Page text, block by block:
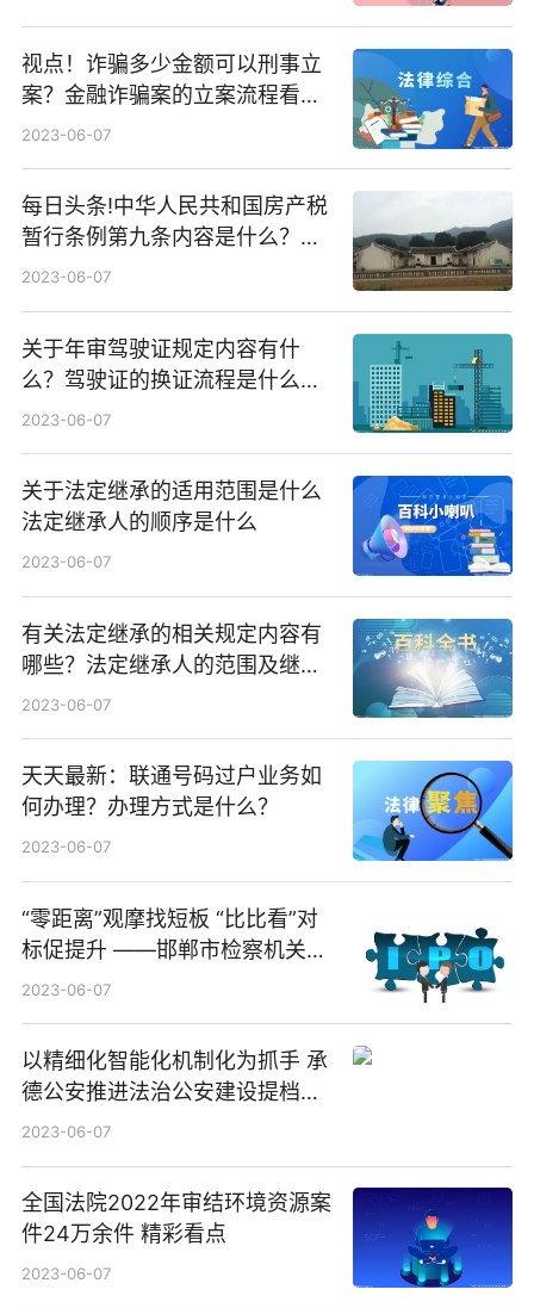
视点！诈骗多少金额可以刑事立
案？金融诈骗案的立案流程看这
里
2023-06-07
每日头条!中华人民共和国房产税
暂行条例第九条内容是什么？房
产税是由什么征收的？
2023-06-07
关于年审驾驶证规定内容有什
么？驾驶证的换证流程是什么？
焦点快看
2023-06-07
关于法定继承的适用范围是什么
法定继承人的顺序是什么
2023-06-07
有关法定继承的相关规定内容有
哪些？法定继承人的范围及继承
顺序是什么？-天天速讯
2023-06-07
天天最新：联通号码过户业务如
何办理？办理方式是什么？
2023-06-07
“零距离”观摩找短板 “比比看”对
标促提升 ——邯郸市检察机关
“比比看”促提升现场观摩活动侧
2023-06-07
以精细化智能化机制化为抓手 承
德公安推进法治公安建设提档升
级
2023-06-07
全国法院2022年审结环境资源案
件24万余件 精彩看点
2023-06-07